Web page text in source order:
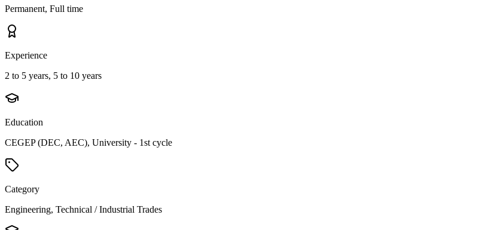
Permanent, Full time
Experience
2 to 5 years, 5 to 10 years
Education
CEGEP (DEC, AEC), University - 1st cycle
Category
Engineering, Technical / Industrial Trades